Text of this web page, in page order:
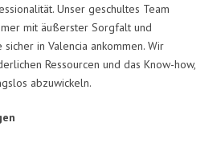
Unser geschultes Team
mit äußerster Sorgfalt und
in Valencia ankommen. Wir
Ressourcen und das Know-how,
abzuwickeln.